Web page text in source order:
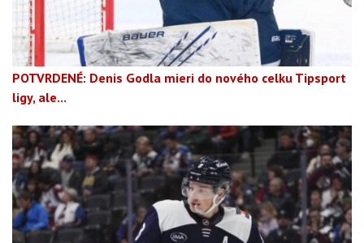
POTVRDENÉ: Denis Godla mieri do nového celku Tipsport
ligy, ale...